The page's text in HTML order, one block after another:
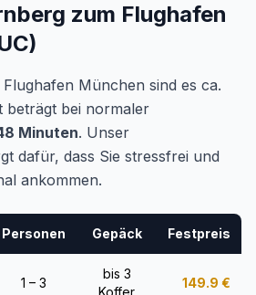
zum Flughafen
München sind es ca.
beträgt bei normaler
Minuten. Unser
dafür, dass Sie stressfrei und
ankommen.
Personen Gepäck Festpreis
1 – 3
bis 3
Koffer
149.9 €